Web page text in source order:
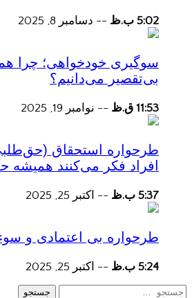
5:02 ب.ظ -- دسامبر 8, 2025
سوگیری خودخواهی؛ چرا
بی‌تقصیر می‌دانیم؟
11:53 ق.ظ -- نوامبر 19, 2025
طرحواره استحقاق
افراد فکر می‌کنند
5:37 ب.ظ -- اکتبر 25, 2025
طرحواره بی اعتمادی و
5:24 ب.ظ -- اکتبر 25, 2025
جستجو